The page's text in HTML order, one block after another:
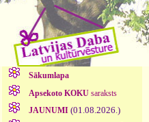
Sākumlapa
Apsekoto KOKUsaraksts
JAUNUMI (01.08.2026.)